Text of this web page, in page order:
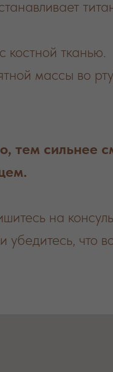
костной тканью.
массы во
тем сильнее
на
что